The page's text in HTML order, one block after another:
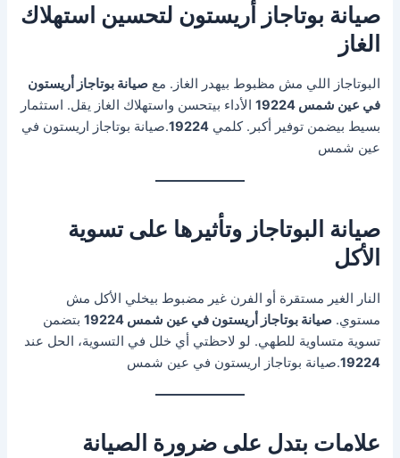
صيانة بوتاجاز أريستون لتحسين استهلاك
الغاز
البوتاجاز اللي مش مظبوط بيهدر الغاز. معصيانة بوتاجاز أريستون
في عين شمس 19224
الأداء بيتحسن واستهلاك الغاز يقل. استثمار
بسيط بيضمن توفير أكبر. كلمي19224.صيانة بوتاجاز اريستون في
عين شمس
صيانة البوتاجاز وتأثيرها على تسوية
الأكل
النار الغير مستقرة أو الفرن غير مضبوط بيخلي الأكل مش
مستوي.صيانة بوتاجاز أريستون في عين شمس 19224
بتضمن
تسوية متساوية للطهي. لو لاحظتي أي خلل في التسوية، الحل عند
19224.صيانة بوتاجاز اريستون في عين شمس
علامات بتدل على ضرورة الصيانة